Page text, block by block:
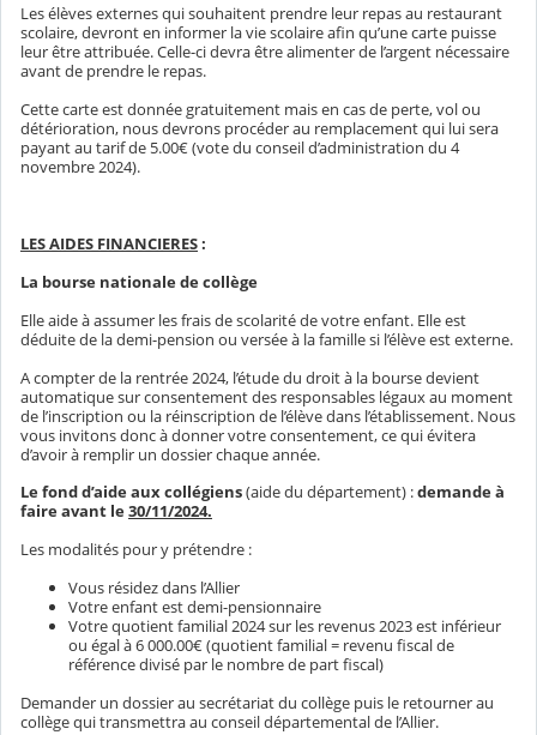
Les élèves externes qui souhaitent prendre leur repas au restaurant
scolaire, devront en informer la vie scolaire afin qu’une carte puisse
leur être attribuée. Celle-ci devra être alimenter de l’argent nécessaire
avant de prendre le repas.
Cette carte est donnée gratuitement mais en cas de perte, vol ou
détérioration, nous devrons procéder au remplacement qui lui sera
payant au tarif de 5.00€ (vote du conseil d’administration du 4
novembre 2024).
LES AIDES FINANCIERES:
La bourse nationale de collège
Elle aide à assumer les frais de scolarité de votre enfant. Elle est
déduite de la demi-pension ou versée à la famille si l’élève est externe.
A compter de la rentrée 2024, l’étude du droit à la bourse devient
automatique sur consentement des responsables légaux au moment
de l’inscription ou la réinscription de l’élève dans l’établissement. Nous
vous invitons donc à donner votre consentement, ce qui évitera
d’avoir à remplir un dossier chaque année.
Le fond d’aide aux collégiens(aide du département) :demande à
faire avant le30/11/2024.
Les modalités pour y prétendre :
Vous résidez dans l’Allier
Votre enfant est demi-pensionnaire
Votre quotient familial 2024 sur les revenus 2023 est inférieur
ou égal à 6 000.00€ (quotient familial = revenu fiscal de
référence divisé par le nombre de part fiscal)
Demander un dossier au secrétariat du collège puis le retourner au
collège qui transmettra au conseil départemental de l’Allier.